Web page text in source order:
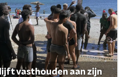
vasthouden aan zijn